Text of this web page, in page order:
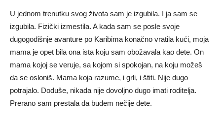
U jednom trenutku svog života sam je izgubila. I ja sam se
izgubila. Fizički izmestila. A kada sam se posle svoje
dugogodišnje avanture po Karibima konačno vratila kući, moja
mama je opet bila ona ista koju sam obožavala kao dete. On
mama kojoj se veruje, sa kojom si spokojan, na koju možeš
da se osloniš. Mama koja razume, i grli, i štiti. Nije dugo
potrajalo. Doduše, nikada nije dovoljno dugo imati roditelja.
Prerano sam prestala da budem nečije dete.